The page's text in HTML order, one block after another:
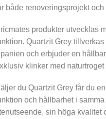
både renoveringsprojekt
produkter utvecklas
Quartzit Grey
och erbjuder en
klinker med naturtroget
du Quartzit Grey får du
och hållbarhet i
sin höga kvalitet